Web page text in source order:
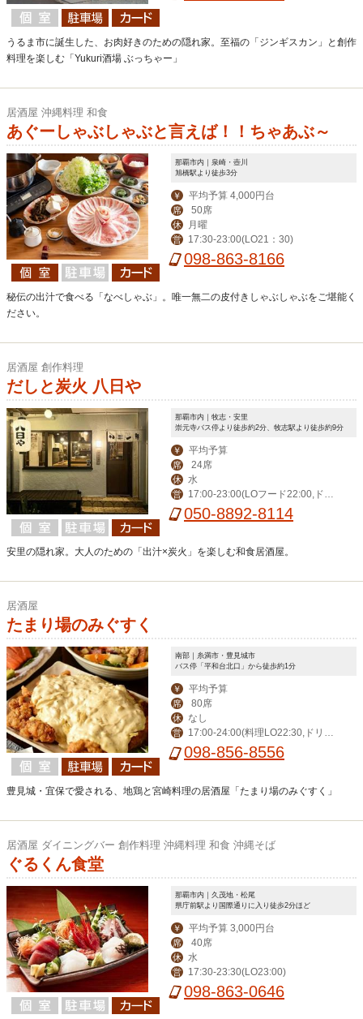
うるま市に誕生した、お肉好きのための隠れ家。至福の「ジンギスカン」と創作
料理を楽しむ「Yukuri酒場 ぶっちゃー」
居酒屋 沖縄料理 和食
あぐーしゃぶしゃぶと言えば！！ちゃあぶ～
那覇市内｜泉崎・壺川
旭橋駅より徒歩3分
￥ 平均予算 4,000円台
席 50席
休 月曜
営 17:30-23:00(LO21：30)
098-863-8166
秘伝の出汁で食べる「なべしゃぶ」。唯一無二の皮付きしゃぶしゃぶをご堪能く
ださい。
居酒屋 創作料理
だしと炭火 八日や
那覇市内｜牧志・安里
崇元寺バス停より徒歩約2分、牧志駅より徒歩約9分
￥ 平均予算
席 24席
休 水
営
17:00-23:00(LOフード22:00,ドリ
ンク22:30)
050-8892-8114
安里の隠れ家。大人のための「出汁×炭火」を楽しむ和食居酒屋。
居酒屋
たまり場のみぐすく
南部｜糸満市・豊見城市
バス停「平和台北口」から徒歩約1分
￥ 平均予算
席 80席
休 なし
営
17:00-24:00(料理LO22:30,ドリン
クLO23:30）
098-856-8556
豊見城・宜保で愛される、地鶏と宮崎料理の居酒屋「たまり場のみぐすく」
居酒屋 ダイニングバー 創作料理 沖縄料理 和食 沖縄そば
ぐるくん食堂
那覇市内｜久茂地・松尾
県庁前駅より国際通りに入り徒歩2分ほど
￥ 平均予算 3,000円台
席 40席
休 水
営 17:30-23:30(LO23:00)
098-863-0646